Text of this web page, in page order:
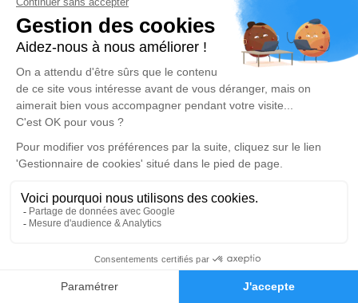
Faire-part Hommages
anecdote ou exprimer vos pensées à travers des
poèmes ou des textes. Cet endroit est un lieu
d'expression dédié à honorer la mémoire de
Dominique PENIN.
Un service de plantation d’arbre hommage est
disponible ici.
Je rends hommage
Cérémonie religieuse
Église Saint Christophe de Phalempin
59133 Phalempin